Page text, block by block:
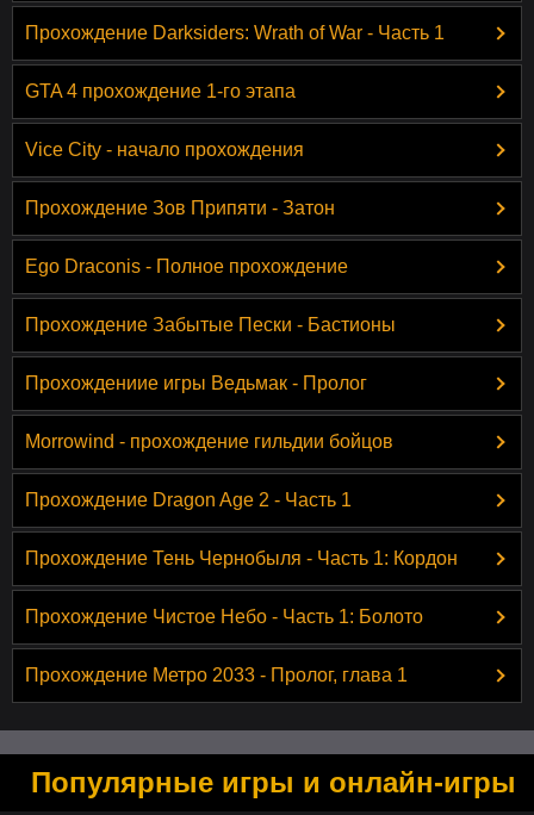
Прохождение Darksiders: Wrath of War - Часть 1
GTA 4 прохождение 1-го этапа
Vice City - начало прохождения
Прохождение Зов Припяти - Затон
Ego Draconis - Полное прохождение
Прохождение Забытые Пески - Бастионы
Прохождениие игры Ведьмак - Пролог
Morrowind - прохождение гильдии бойцов
Прохождение Dragon Age 2 - Часть 1
Прохождение Тень Чернобыля - Часть 1: Кордон
Прохождение Чистое Небо - Часть 1: Болото
Прохождение Метро 2033 - Пролог, глава 1
Популярные игры и онлайн-игры